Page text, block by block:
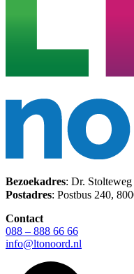
Bezoekadres: Dr.
Postadres: Postbus 240,
Contact
088 – 888 66 66
info@ltonoord.nl